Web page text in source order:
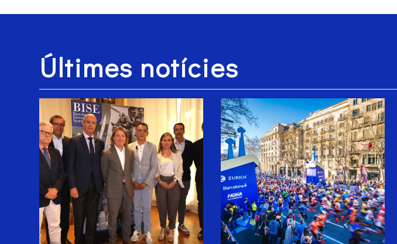
Últimes notícies